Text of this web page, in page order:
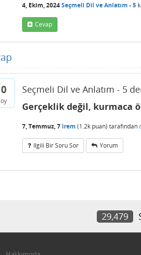
4, Ekim, 2024Seçmeli Dil ve Anlatım - 5
Cevap
0
oy
Seçmeli Dil ve Anlatım - 5
Gerçeklik değil, kurmaca
7, Temmuz, 7 irem (1.2k puan) tarafından
Ilgili Bir Soru Sor Yorum
29,479